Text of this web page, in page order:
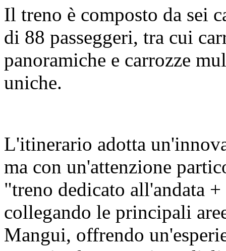
Il treno è composto da sei
di 88 passeggeri, tra cui
panoramiche e carrozze
uniche.
L'itinerario adotta
ma con un'attenzione
"treno dedicato all'andata
collegando le principali
Mangui, offrendo